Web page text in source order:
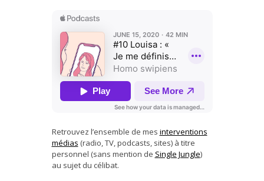
Retrouvez l’ensemble de mes interventions
médias (radio, TV, podcasts, sites) à titre
personnel (sans mention de Single Jungle)
au sujet du célibat.